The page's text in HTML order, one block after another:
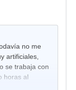
no me
artificiales,
se trabaja con
horas al